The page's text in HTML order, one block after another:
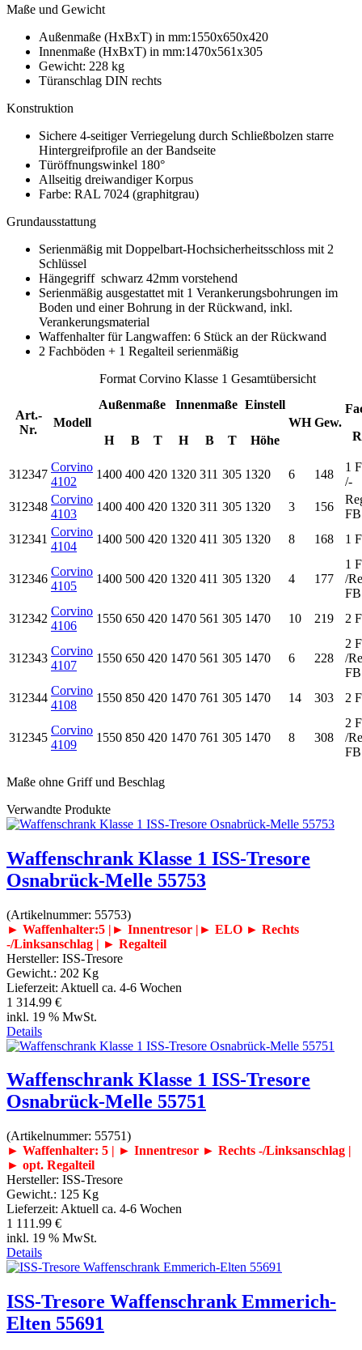
Maße und Gewicht
Außenmaße (HxBxT) in mm:1550x650x420
Innenmaße (HxBxT) in mm:1470x561x305
Gewicht: 228 kg
Türanschlag DIN rechts
Konstruktion
Sichere 4-seitiger Verriegelung durch Schließbolzen starre
Hintergreifprofile an der Bandseite
Türöffnungswinkel 180°
Allseitig dreiwandiger Korpus
Farbe: RAL 7024 (graphitgrau)
Grundausstattung
Serienmäßig mit Doppelbart-Hochsicherheitsschloss mit 2
Schlüssel
Hängegriff schwarz 42mm vorstehend
Serienmäßig ausgestattet mit 1 Verankerungsbohrungen im
Boden und einer Bohrung in der Rückwand, inkl.
Verankerungsmaterial
Waffenhalter für Langwaffen: 6 Stück an der Rückwand
2 Fachböden + 1 Regalteil serienmäßig
Format Corvino Klasse 1 Gesamtübersicht
Art.-
Nr.
Modell
Außenmaße Innenmaße Einstell
WH Gew.
H B T H B T Höhe
312347
Corvino
4102
1400 400 420 1320 311 305 1320 6 148
1
/-
312348
Corvino
4103
1400 400 420 1320 311 305 1320 3 156
FB
312341
Corvino
4104
1400 500 420 1320 411 305 1320 8 168 1
312346
Corvino
4105
1400 500 420 1320 411 305 1320 4 177
1
/
FB
312342
Corvino
4106
1550 650 420 1470 561 305 1470 10 219 2
312343
Corvino
4107
1550 650 420 1470 561 305 1470 6 228
2
/
FB
312344
Corvino
4108
1550 850 420 1470 761 305 1470 14 303 2
312345
Corvino
4109
1550 850 420 1470 761 305 1470 8 308
2
/
FB
Maße ohne Griff und Beschlag
Verwandte Produkte
Waffenschrank Klasse 1 ISS-Tresore
Osnabrück-Melle 55753
(Artikelnummer: 55753)
► Waffenhalter:5 |► Innentresor |► ELO ► Rechts
-/Linksanschlag | ► Regalteil
Hersteller: ISS-Tresore
Gewicht.: 202 Kg
Lieferzeit: Aktuell ca. 4-6 Wochen
1 314.99 €
inkl. 19 % MwSt.
Details
Waffenschrank Klasse 1 ISS-Tresore
Osnabrück-Melle 55751
(Artikelnummer: 55751)
► Waffenhalter: 5 | ► Innentresor ► Rechts -/Linksanschlag |
► opt. Regalteil
Hersteller: ISS-Tresore
Gewicht.: 125 Kg
Lieferzeit: Aktuell ca. 4-6 Wochen
1 111.99 €
inkl. 19 % MwSt.
Details
ISS-Tresore Waffenschrank Emmerich-
Elten 55691